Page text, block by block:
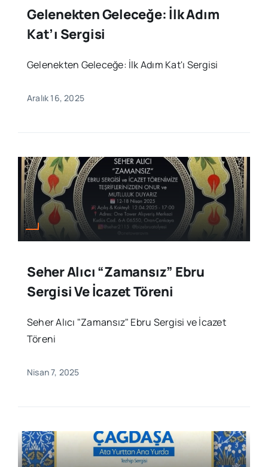
Gelenekten Geleceğe: İlk Adım
Kat’ı Sergisi
Gelenekten Geleceğe: İlk Adım Kat'ı Sergisi
Aralık 16, 2025
Seher Alıcı “Zamansız” Ebru
Sergisi Ve İcazet Töreni
Seher Alıcı "Zamansız" Ebru Sergisi ve İcazet
Töreni
Nisan 7, 2025